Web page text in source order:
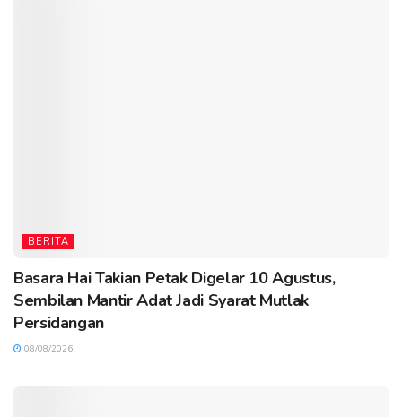
BERITA
Basara Hai Takian Petak Digelar 10 Agustus,
Sembilan Mantir Adat Jadi Syarat Mutlak
Persidangan
08/08/2026